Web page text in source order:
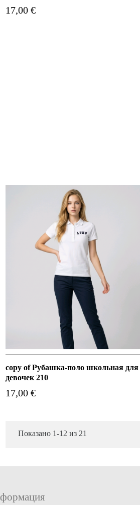
17,00 €
copy of Рубашка-поло школьная для
девочек 210
17,00 €
Показано 1-12 из 21